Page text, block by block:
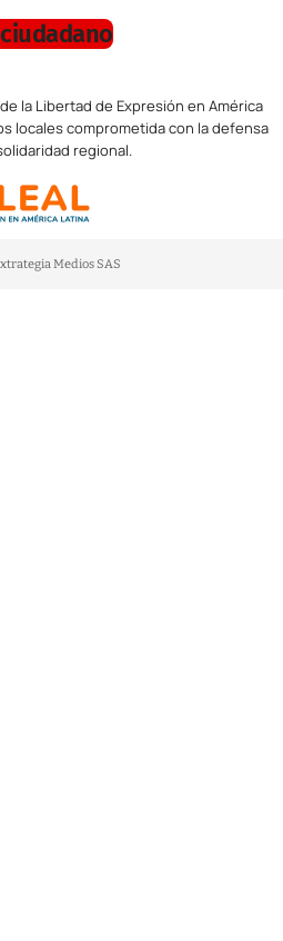
la Libertad de Expresión en América
locales comprometida con la defensa
regional.
Medios SAS